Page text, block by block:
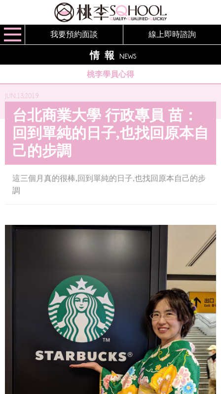
我要預約面談 線上即時諮詢
情報 NEWS
桃李學員心得
JUN.13,2019
台北商業大學 行政專員 苗：
回到單純的日子,也找回原本自
己的步調
這三個月真的很棒,回到單純的日子,也找回原本自己的步
調